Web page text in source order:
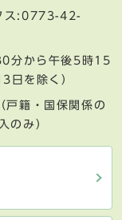
ス:0773-42-
分から午後5時15
日を除く）
戸籍・国保関係の
のみ）